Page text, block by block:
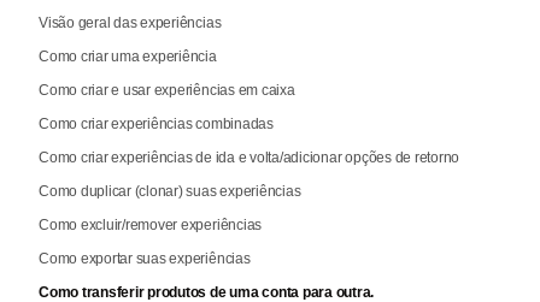
Visão geral das experiências
Como criar uma experiência
Como criar e usar experiências em caixa
Como criar experiências combinadas
Como criar experiências de ida e volta/adicionar opções de retorno
Como duplicar (clonar) suas experiências
Como excluir/remover experiências
Como exportar suas experiências
Como transferir produtos de uma conta para outra.